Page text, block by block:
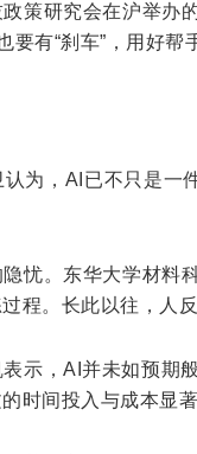
策研究会在沪举办
要有“刹车”，用好
为，AI已不只是一
忧。东华大学材料
程。长此以往，人
示，AI并未如预期
时间投入与成本显